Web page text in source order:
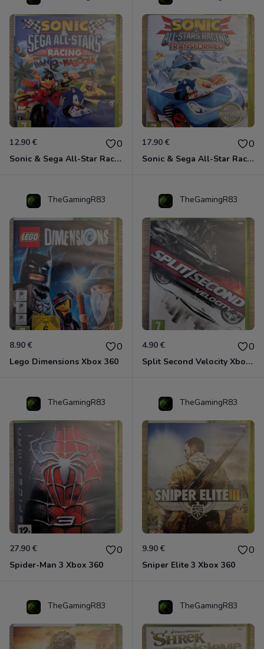
12.90 € 0
Sonic & Sega All-Star Racing avec Banjo-Kazooie Xbox 360
17.90 € 0
Sonic & Sega All-Star Racing - Transformed Xbox 360
TheGamingR83
8.90 € 0
Lego Dimensions Xbox 360
TheGamingR83
4.90 € 0
Split Second Velocity Xbox 360
TheGamingR83
27.90 € 0
Spider-Man 3 Xbox 360
TheGamingR83
9.90 € 0
Sniper Elite 3 Xbox 360
TheGamingR83 TheGamingR83